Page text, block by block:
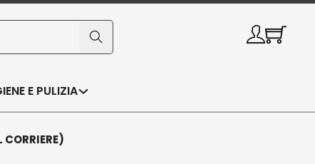
E PULIZIA